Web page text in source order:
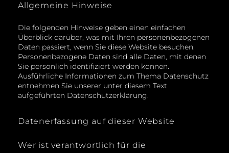
Allgemeine Hinweise
Die folgenden Hinweise geben einen einfachen
Überblick darüber, was mit Ihren personenbezogenen
Daten passiert, wenn Sie diese Website besuchen.
Personenbezogene Daten sind alle Daten, mit denen
Sie persönlich identifiziert werden können.
Ausführliche Informationen zum Thema Datenschutz
entnehmen Sie unserer unter diesem Text
aufgeführten Datenschutzerklärung.
Datenerfassung auf dieser Website
Wer ist verantwortlich für die